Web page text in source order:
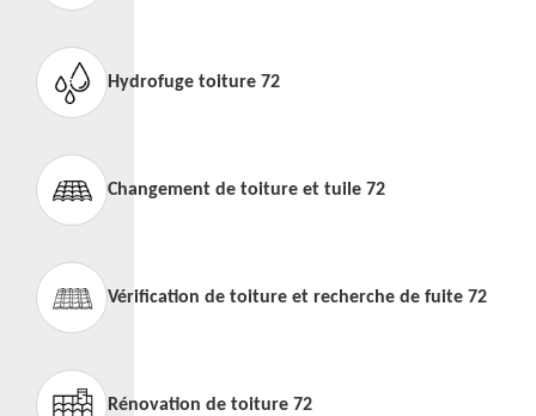
Hydrofuge toiture 72
Changement de toiture et tuile 72
Vérification de toiture et recherche de fuite 72
Rénovation de toiture 72